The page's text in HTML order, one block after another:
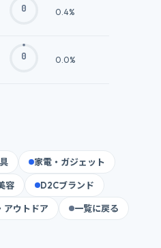
0 0.4%
0 0.0%
家電・ガジェット
容 D2Cブランド
アウトドア 一覧に戻る